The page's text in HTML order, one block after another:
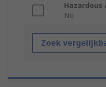
No
Zoek